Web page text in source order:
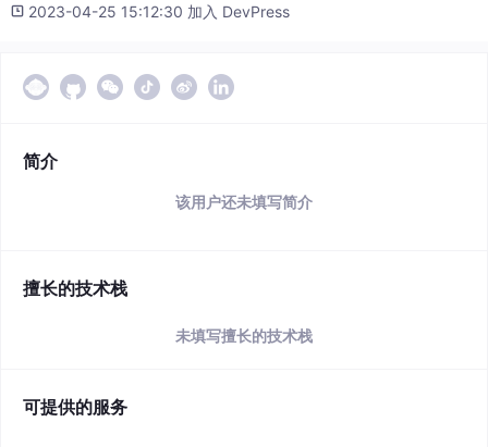
2023-04-25 15:12:30 加入 DevPress
简介
该用户还未填写简介
擅长的技术栈
未填写擅长的技术栈
可提供的服务